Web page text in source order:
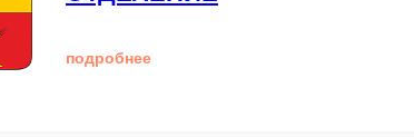
подробнее